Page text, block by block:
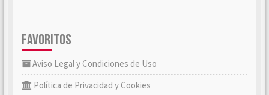
FAVORITOS
Aviso Legal y Condiciones de Uso
Política de Privacidad y Cookies